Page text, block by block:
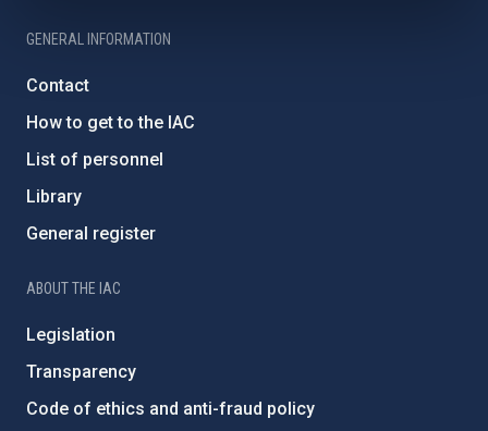
GENERAL INFORMATION
Contact
How to get to the IAC
List of personnel
Library
General register
ABOUT THE IAC
Legislation
Transparency
Code of ethics and anti-fraud policy